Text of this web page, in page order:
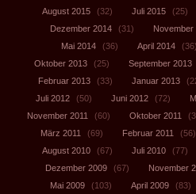
August 2015
(32) Juli 2015 (25)
Dezember 2014
(31) November
Mai 2014
(36) April 2014 (36)
Oktober 2013
(25) September 2013
Februar 2013
(33) Januar 2013
Juli 2012
(50) Juni 2012 (72)
November 2011
(60) Oktober 2011
März 2011
(69) Februar 2011 (56)
August 2010
(67) Juli 2010 (77)
Dezember 2009
(67) November
Mai 2009
(103) April 2009 (83)